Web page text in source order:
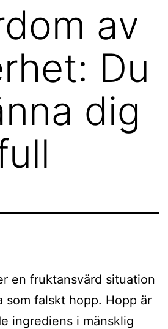
av
Du
dig
en fruktansvärd situation
som falskt hopp. Hopp är
ingrediens i mänsklig